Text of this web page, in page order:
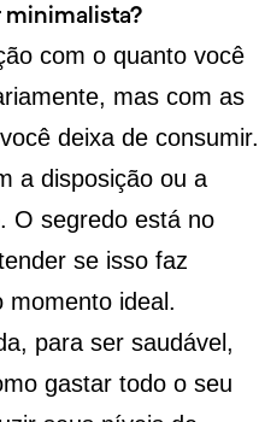
minimalista?
com o quanto você
mas com as
deixa de consumir.
a disposição ou a
O segredo está no
se isso faz
momento ideal.
para ser saudável ,
gastar todo o seu